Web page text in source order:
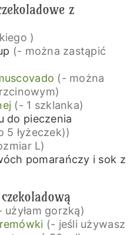
z
)
(- można zastąpić
(- można
(- 1 szklanka)
do pieczenia
5 łyżeczek))
L)
pomarańczy i sok z
użyłam gorzką)
(- jeśli używasz